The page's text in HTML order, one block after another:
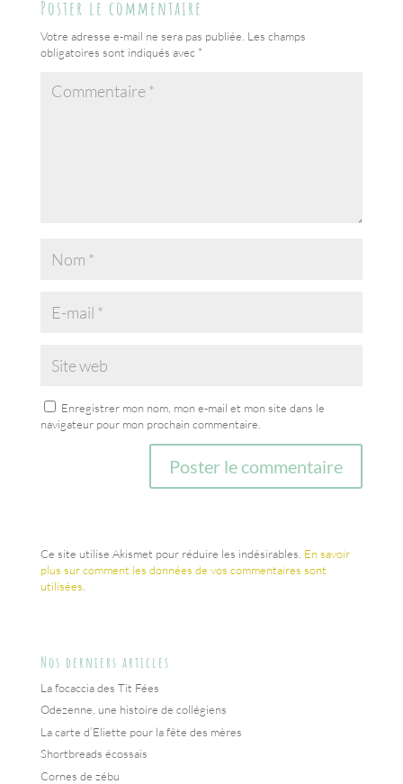
Poster le commentaire
Votre adresse e-mail ne sera pas publiée. Les champs
obligatoires sont indiqués avec *
Enregistrer mon nom, mon e-mail et mon site dans le
navigateur pour mon prochain commentaire.
Ce site utilise Akismet pour réduire les indésirables. En savoir
plus sur comment les données de vos commentaires sont
utilisées
Nos derniers articles
La focaccia des Tit Fées
Odezenne, une histoire de collégiens
La carte d’Eliette pour la fête des mères
Shortbreads écossais
Cornes de zébu